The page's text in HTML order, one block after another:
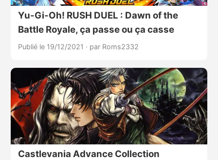
Yu-Gi-Oh! RUSH DUEL : Dawn of the
Battle Royale, ça passe ou ça casse
Publié le 19/12/2021 · par Roms2332
Castlevania Advance Collection